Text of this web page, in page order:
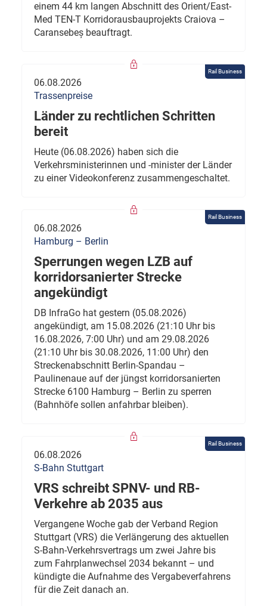
einem 44 km langen Abschnitt des Orient/East-
Med TEN-T Korridorausbauprojekts Craiova –
Caransebeș beauftragt.
Rail Business
06.08.2026
Trassenpreise
Länder zu rechtlichen Schritten
bereit
Heute (06.08.2026) haben sich die
Verkehrsministerinnen und -minister der Länder
zu einer Videokonferenz zusammengeschaltet.
Rail Business
06.08.2026
Hamburg – Berlin
Sperrungen wegen LZB auf
korridorsanierter Strecke
angekündigt
DB InfraGo hat gestern (05.08.2026)
angekündigt, am 15.08.2026 (21:10 Uhr bis
16.08.2026, 7:00 Uhr) und am 29.08.2026
(21:10 Uhr bis 30.08.2026, 11:00 Uhr) den
Streckenabschnitt Berlin-Spandau –
Paulinenaue auf der jüngst korridorsanierten
Strecke 6100 Hamburg – Berlin zu sperren
(Bahnhöfe sollen anfahrbar bleiben).
Rail Business
06.08.2026
S-Bahn Stuttgart
VRS schreibt SPNV- und RB-
Verkehre ab 2035 aus
Vergangene Woche gab der Verband Region
Stuttgart (VRS) die Verlängerung des aktuellen
S-Bahn-Verkehrsvertrags um zwei Jahre bis
zum Fahrplanwechsel 2034 bekannt – und
kündigte die Aufnahme des Vergabeverfahrens
für die Zeit danach an.